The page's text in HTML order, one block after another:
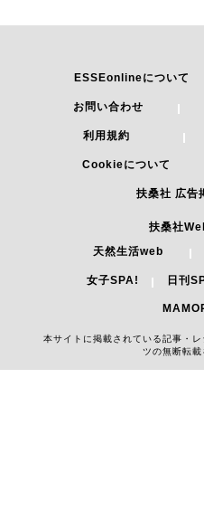
ESSEonlineについて
お問い合わせ
利用規約
Cookieについて
扶桑社 広告
扶桑社
天然生活web
女子SPA! 日刊
本サイトに掲載されている記事・
ツの無断転載